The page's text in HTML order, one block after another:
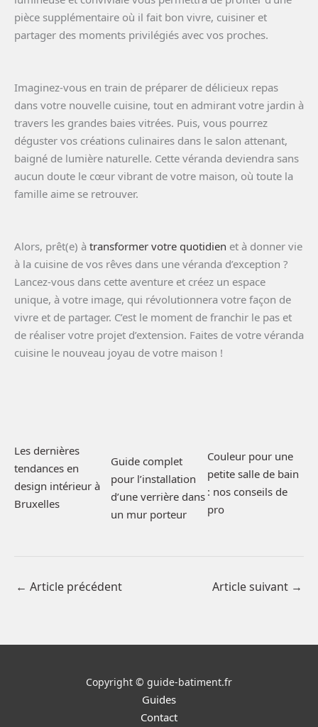
pièce supplémentaire où il fait bon vivre, cuisiner et
partager des moments privilégiés avec vos proches.
Imaginez-vous en train de préparer de délicieux repas
dans votre nouvelle cuisine, tout en admirant votre jardin à
travers les grandes baies vitrées. Puis, vous pourrez
déguster vos créations culinaires dans le salon attenant,
baigné de lumière naturelle. Cette véranda deviendra sans
aucun doute le cœur vibrant de votre maison, où toute la
famille aime se retrouver.
Alors, prêt(e) à transformer votre quotidien et à donner vie
à la cuisine de vos rêves dans une véranda d’exception ?
Lancez-vous dans cette aventure et créez un espace
unique, à votre image, qui révolutionnera votre façon de
vivre et de partager. C’est le moment de franchir le pas et
de réaliser votre projet d’extension. Faites de votre véranda
cuisine le nouveau joyau de votre maison !
Les dernières
tendances en
design intérieur à
Bruxelles
Guide complet
pour l’installation
d’une verrière dans
un mur porteur
Couleur pour une
petite salle de bain
: nos conseils de
pro
← Article précédent Article suivant →
Copyright © guide-batiment.fr
Guides
Contact